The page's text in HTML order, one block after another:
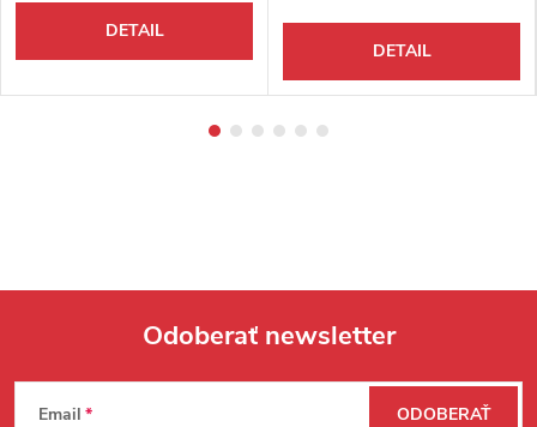
DETAIL
DETAIL
Zápätie
Odoberať newsletter
Email ODOBERAŤ